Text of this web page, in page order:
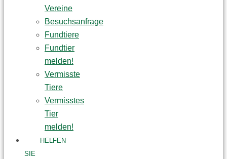
Vereine
Besuchsanfrage
Fundtiere
Fundtier
melden!
Vermisste
Tiere
Vermisstes
Tier
melden!
HELFEN
SIE